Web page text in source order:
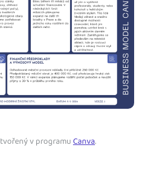
v programuCanva.